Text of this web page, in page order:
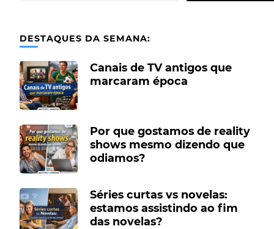
DESTAQUES DA SEMANA:
Canais de TV antigos que
marcaram época
Por que gostamos de reality
shows mesmo dizendo que
odiamos?
Séries curtas vs novelas:
estamos assistindo ao fim
das novelas?